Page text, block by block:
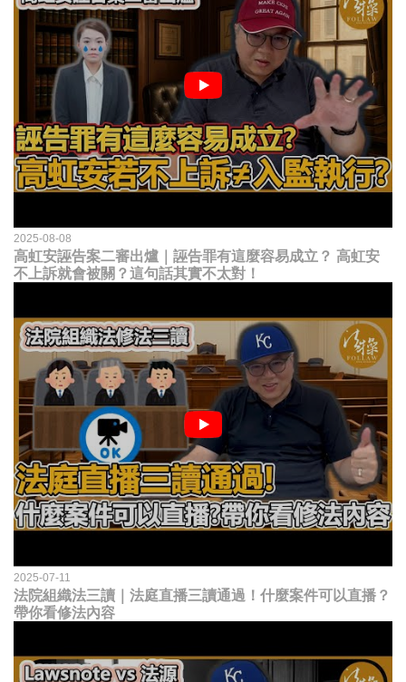
2025-08-08
高虹安誣告案二審出爐｜誣告罪有這麼容易成立？ 高虹安
不上訴就會被關？這句話其實不太對！
2025-07-11
法院組織法三讀｜法庭直播三讀通過！什麼案件可以直播？
帶你看修法內容